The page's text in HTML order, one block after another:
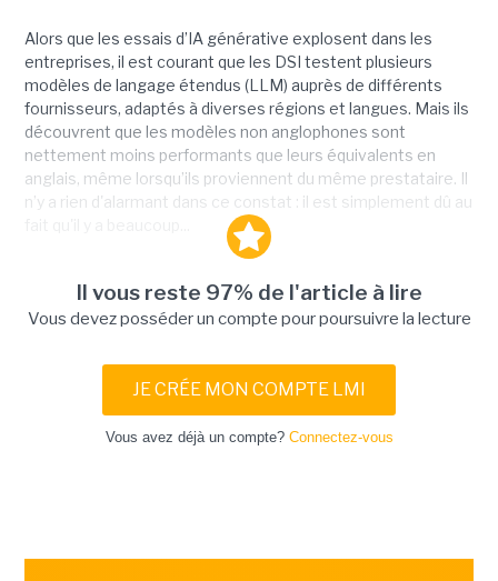
Alors que les essais d’IA générative explosent dans les
entreprises, il est courant que les DSI testent plusieurs
modèles de langage étendus (LLM) auprès de différents
fournisseurs, adaptés à diverses régions et langues. Mais ils
découvrent que les modèles non anglophones sont
nettement moins performants que leurs équivalents en
anglais, même lorsqu’ils proviennent du même prestataire. Il
n’y a rien d'alarmant dans ce constat : il est simplement dû au
Il vous reste 97% de l'article à lire
Vous devez posséder un compte pour poursuivre la lecture
JE CRÉE MON COMPTE LMI
Vous avez déjà un compte? Connectez-vous